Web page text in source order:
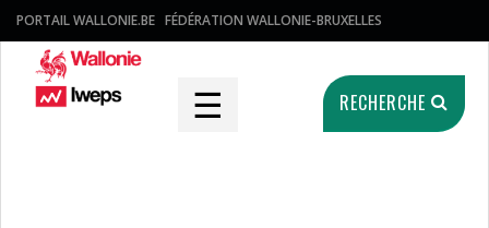
PORTAIL WALLONIE.BE FÉDÉRATION WALLONIE-BRUXELLES
☰ RECHERCHE